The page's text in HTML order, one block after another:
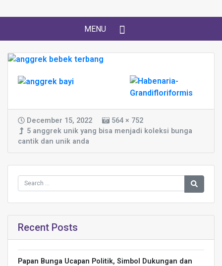
MENU
December 15, 2022
564 × 752
5 anggrek unik yang bisa menjadi koleksi bunga
cantik dan unik anda
Recent Posts
Papan Bunga Ucapan Politik, Simbol Dukungan dan